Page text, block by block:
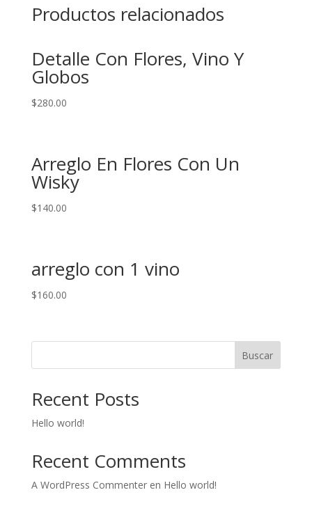
Productos relacionados
Detalle Con Flores, Vino Y
Globos
$280.00
Arreglo En Flores Con Un
Wisky
$140.00
arreglo con 1 vino
$160.00
Buscar
Recent Posts
Hello world!
Recent Comments
A WordPress Commenteren Hello world!